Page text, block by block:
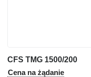
CFS TMG 1500/200
Cena na żądanie